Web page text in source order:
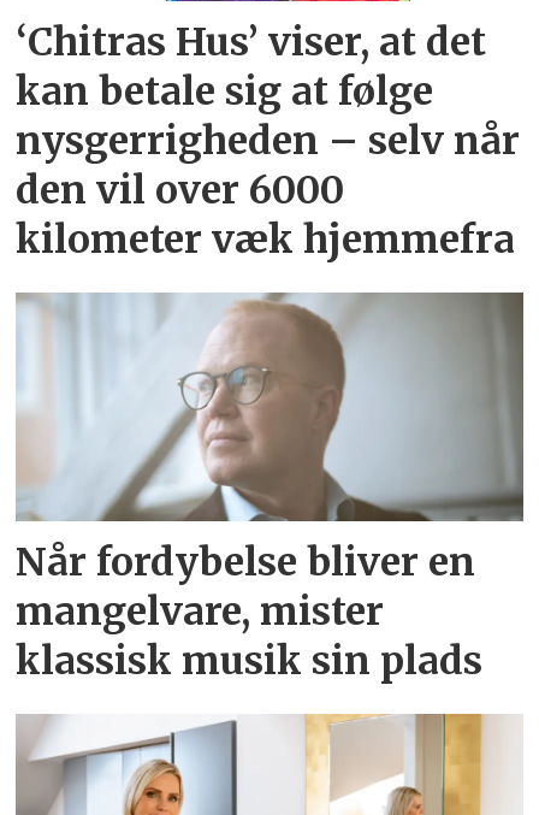
‘Chitras Hus’ viser, at det
kan betale sig at følge
nysgerrigheden – selv når
den vil over 6000
kilometer væk hjemmefra
Når fordybelse bliver en
mangelvare, mister
klassisk musik sin plads